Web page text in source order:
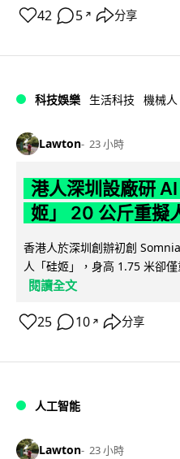
42 5 ↗ 分享
科技娛樂 生活科技 機械人
Lawton 23 小時
港人深圳設廠研
姬」 20 公斤重擬
香港人於深圳創辦初創
人「硅姬」，身高 1.75 米卻
閱讀全文
25 10 ↗ 分享
人工智能
Lawton 23 小時